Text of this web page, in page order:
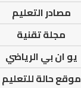
مصادر التعليم
مجلة تقنية
يو ان بي الرياضي
موقع حالة للتعليم